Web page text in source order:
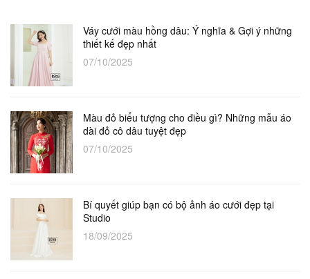
Váy cưới màu hồng dâu: Ý nghĩa & Gợi ý những
thiết kế đẹp nhất
07/10/2025
Màu đỏ biểu tượng cho điều gì? Những mẫu áo
dài đỏ cô dâu tuyệt đẹp
07/10/2025
Bí quyết giúp bạn có bộ ảnh áo cưới đẹp tại
Studio
18/09/2025